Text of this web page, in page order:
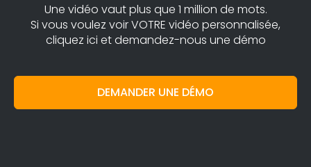
Une vidéo vaut plus que 1 million de mots.
Si vous voulez voir VOTRE vidéo personnalisée,
cliquez ici et demandez-nous une démo
DEMANDER UNE DÉMO